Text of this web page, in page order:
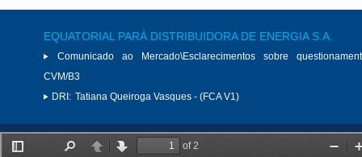
EQUATORIAL PARÁ DISTRIBUIDORA DE ENERGIA S.A.
Comunicado ao Mercado\Esclarecimentos sobre
CVM/B3
DRI: Tatiana Queiroga Vasques - (FCA V1)